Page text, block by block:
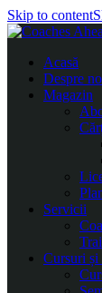
Skip to content
Acasă
Despre
Magazin
Servicii
Cursuri și